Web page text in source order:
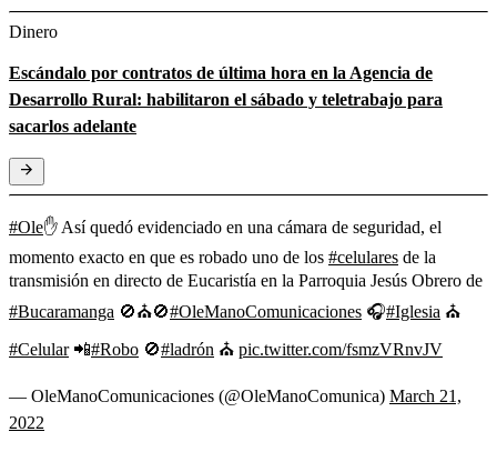
Dinero
Escándalo por contratos de última hora en la Agencia de
Desarrollo Rural: habilitaron el sábado y teletrabajo para
sacarlos adelante
#Ole✋ Así quedó evidenciado en una cámara de seguridad, el
momento exacto en que es robado uno de los #celulares de la
transmisión en directo de Eucaristía en la Parroquia Jesús Obrero de
#Bucaramanga 🚫⛪🚫#OleManoComunicaciones 🎧#Iglesia ⛪
#Celular📲#Robo 🚫#ladrón ⛪ pic.twitter.com/fsmzVRnvJV
— OleManoComunicaciones (@OleManoComunica) March 21,
2022